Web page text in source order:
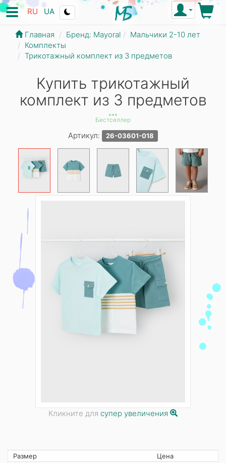
RU UA
Главная Бренд: Mayoral
Мальчики 2-10 лет
Комплекты
Трикотажный комплект из 3 предметов
Купить трикотажный
комплект из 3 предметов
***
Бестселлер
Артикул: 26-03601-018
Кликните для супер увеличения
Размер Цена